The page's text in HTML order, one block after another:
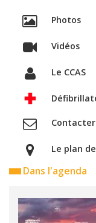
Photos
Vidéos
Le CCAS
Le plan
Dans l'agenda